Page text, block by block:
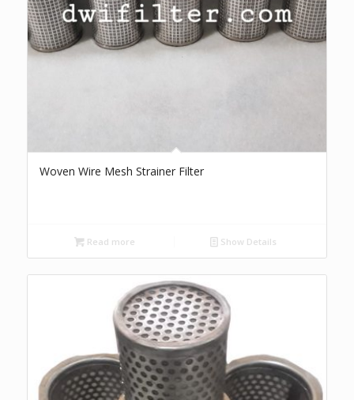
Woven Wire Mesh Strainer Filter
Read more Show Details